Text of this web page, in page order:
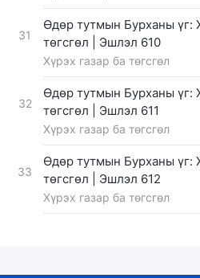
31
Өдөр тутмын Бурханы үг:
төгсгөл | Эшлэл 610
Хүрэх газар ба төгсгөл
32
Өдөр тутмын Бурханы үг:
төгсгөл | Эшлэл 611
Хүрэх газар ба төгсгөл
33
Өдөр тутмын Бурханы үг:
төгсгөл | Эшлэл 612
Хүрэх газар ба төгсгөл